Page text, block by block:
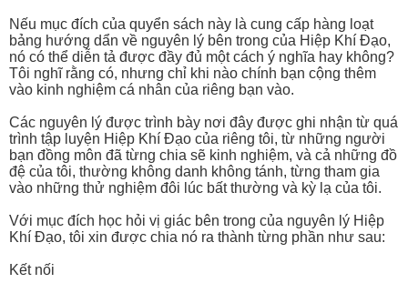
Nếu mục đích của quyển sách này là cung cấp hàng loạt
bảng hướng dẩn về nguyên lý bên trong của Hiệp Khí Đạo,
nó có thể diễn tả được đầy đủ một cách ý nghĩa hay không?
Tôi nghĩ rằng có, nhưng chỉ khi nào chính bạn cộng thêm
vào kinh nghiệm cá nhân của riêng bạn vào.
Các nguyên lý được trình bày nơi đây được ghi nhận từ quá
trình tập luyện Hiệp Khí Đạo của riêng tôi, từ những người
bạn đồng môn đã từng chia sẽ kinh nghiệm, và cả những đồ
đệ của tôi, thường không danh không tánh, từng tham gia
vào những thử nghiệm đôi lúc bất thường và kỳ lạ của tôi.
Với mục đích học hỏi vị giác bên trong của nguyên lý Hiệp
Khí Đạo, tôi xin được chia nó ra thành từng phần như sau:
Kết nối